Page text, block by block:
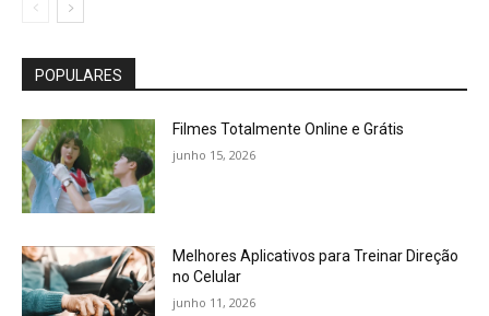
POPULARES
Filmes Totalmente Online e Grátis
junho 15, 2026
Melhores Aplicativos para Treinar Direção
no Celular
junho 11, 2026